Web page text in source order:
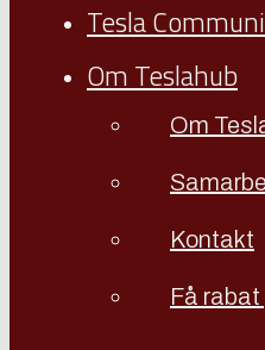
Tesla
Om Teslahub
Om
Kontakt
Få rabat